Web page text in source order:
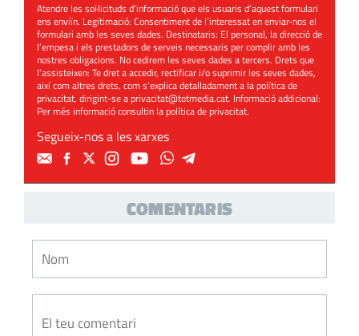
Atendre les sol·licituds d’informació que els usuaris d’aquest formulari
ens enviïn. Legitimació: Consentiment de l’interessat en enviar-nos el
formulari amb les seves dades. Destinataris: El personal, la direcció de
l’empesa i els prestadors de serveis necessaris per complir amb les
nostres obligacions. No cedirem les seves dades a tercers. Drets que
l’assisteixen: Te dret a accedir, rectificar i/o suprimir les seves dades,
així com altres drets, com s’explica detalladament a la política de
privacitat, dirigint-se aprivacitat@totmedia.cat. Informació addicional:
Per més informació consultin lapolítica de privacitat.
Segueix-nos a les xarxes
COMENTARIS